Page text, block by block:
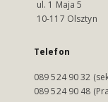
ul. 1 Maja 5
10-117 Olsztyn
Telefon
089 524 90 32
089 524 90 48